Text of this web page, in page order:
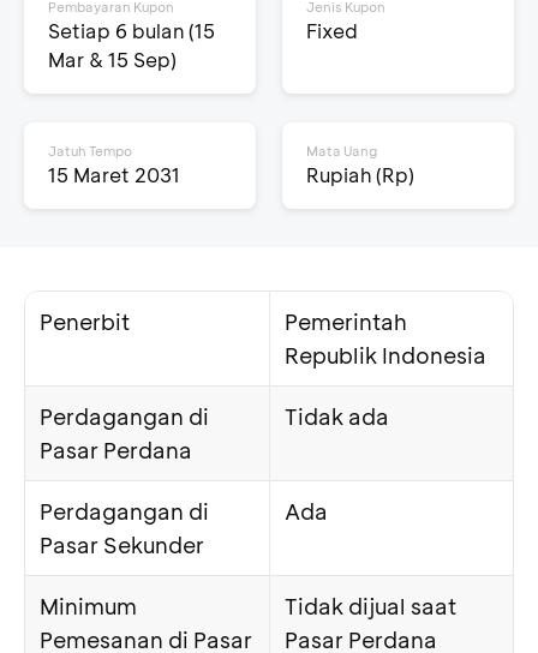
Pembayaran Kupon
Setiap 6 bulan (15
Mar & 15 Sep)
Jenis Kupon
Fixed
Jatuh Tempo
15 Maret 2031
Mata Uang
Rupiah (Rp)
Penerbit
Pemerintah
Republik Indonesia
Perdagangan di
Pasar Perdana
Tidak ada
Perdagangan di
Pasar Sekunder
Ada
Minimum
Pemesanan di Pasar
Tidak dijual saat
Pasar Perdana